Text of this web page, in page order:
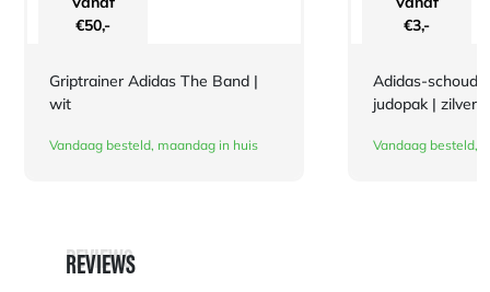
€50,-
Griptrainer Adidas The Band |
wit
Vandaag besteld, maandag in huis
€3,-
Adidas-
judopak |
Vandaag besteld,
REVIEWS
REVIEWS